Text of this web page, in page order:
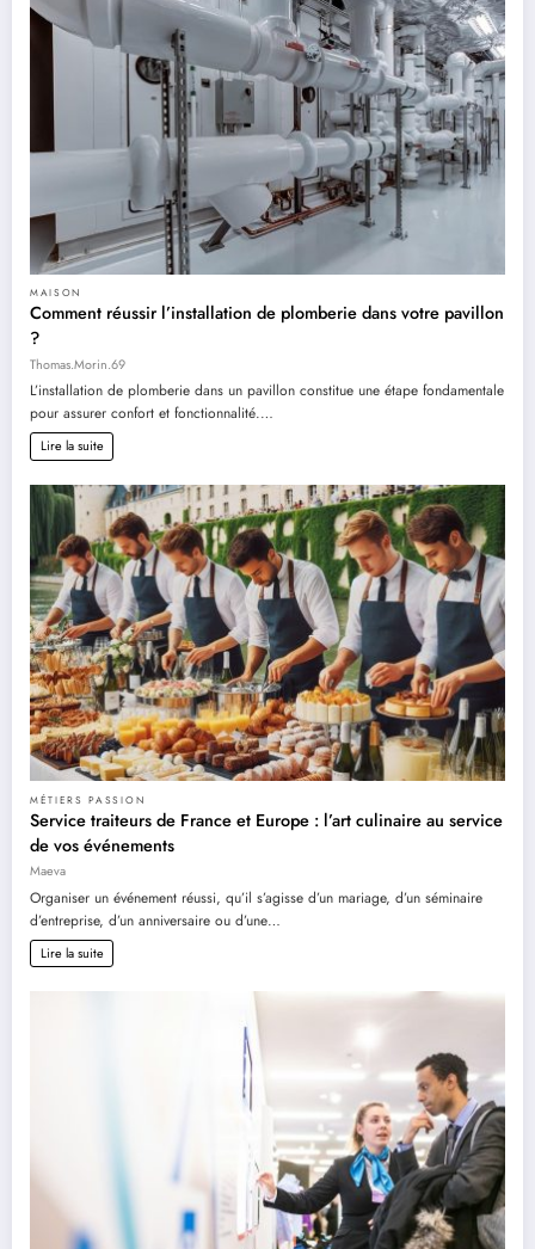
MAISON
Comment réussir l’installation de plomberie dans votre pavillon
?
Thomas.Morin.69
L’installation de plomberie dans un pavillon constitue une étape fondamentale
pour assurer confort et fonctionnalité.…
Lire la suite
MÉTIERS PASSION
Service traiteurs de France et Europe : l’art culinaire au service
de vos événements
Maeva
Organiser un événement réussi, qu’il s’agisse d’un mariage, d’un séminaire
d’entreprise, d’un anniversaire ou d’une…
Lire la suite